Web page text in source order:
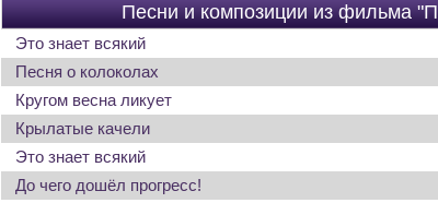
Песни и композиции из фильма
Это знает всякий
Песня о колоколах
Кругом весна ликует
Крылатые качели
Это знает всякий
До чего дошёл прогресс!